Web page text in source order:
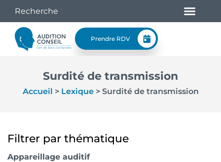
Prendre RDV
Surdité de transmission
Accueil > Lexique> Surdité de transmission
Filtrer par thématique
Appareillage auditif